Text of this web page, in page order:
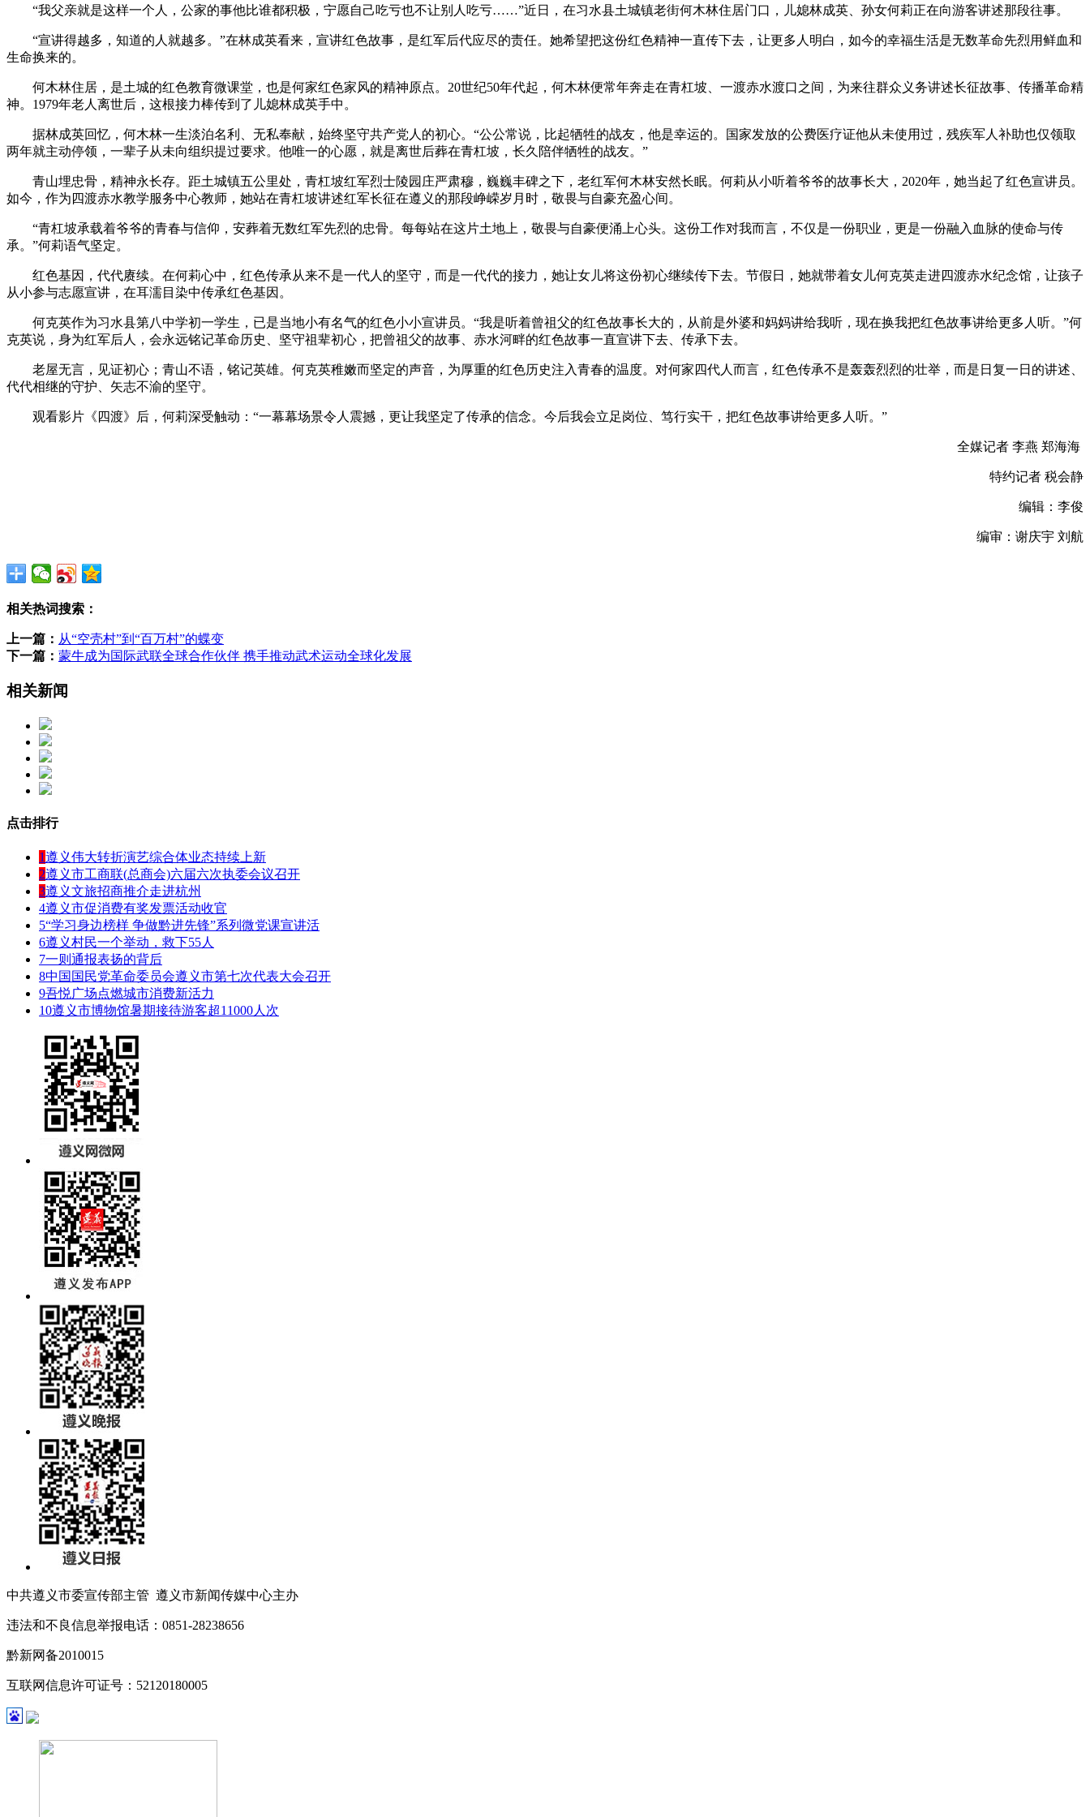
“我父亲就是这样一个人，公家的事他比谁都积极，宁愿自己吃亏也不让别人吃亏……”近日，在习水县土城镇老街何木林住居门口，儿媳林成英、孙女何莉正在向游客讲述那段往事。
“宣讲得越多，知道的人就越多。”在林成英看来，宣讲红色故事，是红军后代应尽的责任。她希望把这份红色精神一直传下去，让更多人明白，如今的幸福生活是无数革命先烈用鲜血和
生命换来的。
何木林住居，是土城的红色教育微课堂，也是何家红色家风的精神原点。20世纪50年代起，何木林便常年奔走在青杠坡、一渡赤水渡口之间，为来往群众义务讲述长征故事、传播革命精
神。1979年老人离世后，这根接力棒传到了儿媳林成英手中。
据林成英回忆，何木林一生淡泊名利、无私奉献，始终坚守共产党人的初心。“公公常说，比起牺牲的战友，他是幸运的。国家发放的公费医疗证他从未使用过，残疾军人补助也仅领取
两年就主动停领，一辈子从未向组织提过要求。他唯一的心愿，就是离世后葬在青杠坡，长久陪伴牺牲的战友。”
青山埋忠骨，精神永长存。距土城镇五公里处，青杠坡红军烈士陵园庄严肃穆，巍巍丰碑之下，老红军何木林安然长眠。何莉从小听着爷爷的故事长大，2020年，她当起了红色宣讲员。
如今，作为四渡赤水教学服务中心教师，她站在青杠坡讲述红军长征在遵义的那段峥嵘岁月时，敬畏与自豪充盈心间。
“青杠坡承载着爷爷的青春与信仰，安葬着无数红军先烈的忠骨。每每站在这片土地上，敬畏与自豪便涌上心头。这份工作对我而言，不仅是一份职业，更是一份融入血脉的使命与传
承。”何莉语气坚定。
红色基因，代代赓续。在何莉心中，红色传承从来不是一代人的坚守，而是一代代的接力，她让女儿将这份初心继续传下去。节假日，她就带着女儿何克英走进四渡赤水纪念馆，让孩子
从小参与志愿宣讲，在耳濡目染中传承红色基因。
何克英作为习水县第八中学初一学生，已是当地小有名气的红色小小宣讲员。“我是听着曾祖父的红色故事长大的，从前是外婆和妈妈讲给我听，现在换我把红色故事讲给更多人听。”何
克英说，身为红军后人，会永远铭记革命历史、坚守祖辈初心，把曾祖父的故事、赤水河畔的红色故事一直宣讲下去、传承下去。
老屋无言，见证初心；青山不语，铭记英雄。何克英稚嫩而坚定的声音，为厚重的红色历史注入青春的温度。对何家四代人而言，红色传承不是轰轰烈烈的壮举，而是日复一日的讲述、
代代相继的守护、矢志不渝的坚守。
观看影片《四渡》后，何莉深受触动：“一幕幕场景令人震撼，更让我坚定了传承的信念。今后我会立足岗位、笃行实干，把红色故事讲给更多人听。”
全媒记者 李燕 郑海海
特约记者 税会静
编辑：李俊
编审：谢庆宇 刘航
相关热词搜索：
上一篇： 从“空壳村”到“百万村”的蝶变
下一篇： 蒙牛成为国际武联全球合作伙伴 携手推动武术运动全球化发展
相关新闻
点击排行
1遵义伟大转折演艺综合体业态持续上新
2遵义市工商联(总商会)六届六次执委会议召开
3遵义文旅招商推介走进杭州
4遵义市促消费有奖发票活动收官
5“学习身边榜样 争做黔进先锋”系列微党课宣讲活
6遵义村民一个举动，救下55人
7一则通报表扬的背后
8中国国民党革命委员会遵义市第七次代表大会召开
9吾悦广场点燃城市消费新活力
10遵义市博物馆暑期接待游客超11000人次
中共遵义市委宣传部主管 遵义市新闻传媒中心主办
违法和不良信息举报电话：0851-28238656
黔新网备2010015
互联网信息许可证号：52120180005